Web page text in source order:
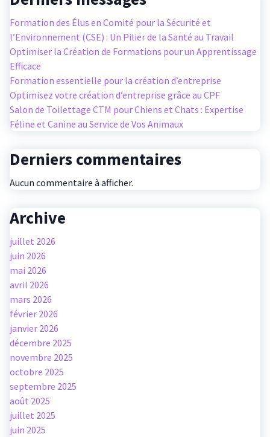
Formation des Élus en Comité pour la Sécurité et
l’Environnement (CSE) : Un Pilier de la Santé au Travail
Optimiser la Création de Formations pour un Apprentissage
Efficace
Formation essentielle pour la création d’entreprise
Optimisez votre création d’entreprise grâce au CPF
Salon de Toilettage CTM pour Chiens et Chats : Expertise
Féline et Canine au Service de Vos Animaux
Derniers commentaires
Aucun commentaire à afficher.
Archive
juillet 2026
juin 2026
mai 2026
avril 2026
mars 2026
février 2026
janvier 2026
décembre 2025
novembre 2025
octobre 2025
septembre 2025
août 2025
juillet 2025
juin 2025